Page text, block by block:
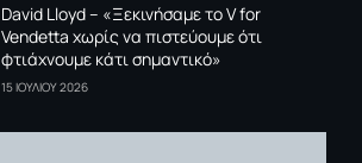
David Lloyd – «Ξεκινήσαμε το V for
Vendetta χωρίς να πιστεύουμε ότι
φτιάχνουμε κάτι σημαντικό»
15 ΙΟΥΛΙΟΥ 2026